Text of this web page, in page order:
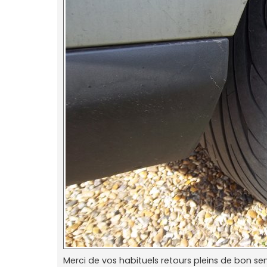
Merci de vos habituels retours pleins de bon